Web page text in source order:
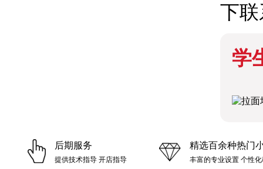
下
学
后期服务
提供技术指导 开店指导
精选百余种热门
丰富的专业设置 个性